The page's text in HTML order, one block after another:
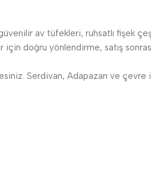
av tüfekleri, ruhsatlı fişek
doğru yönlendirme, satış sonrası
Serdivan, Adapazarı ve çevre